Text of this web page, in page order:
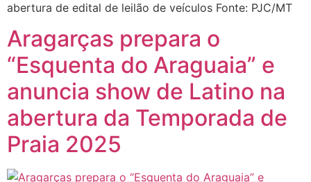
abertura de edital de leilão de veículos Fonte: PJC/MT
Aragarças prepara o
“Esquenta do Araguaia” e
anuncia show de Latino na
abertura da Temporada de
Praia 2025